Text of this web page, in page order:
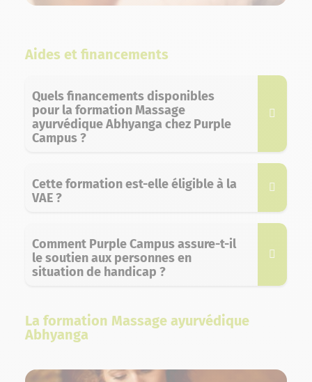
Aides et financements
Quels financements disponibles
pour la formation Massage
ayurvédique Abhyanga chez Purple
Campus ?
Cette formation est-elle éligible à la
VAE ?
Comment Purple Campus assure-t-il
le soutien aux personnes en
situation de handicap ?
La formation Massage ayurvédique
Abhyanga